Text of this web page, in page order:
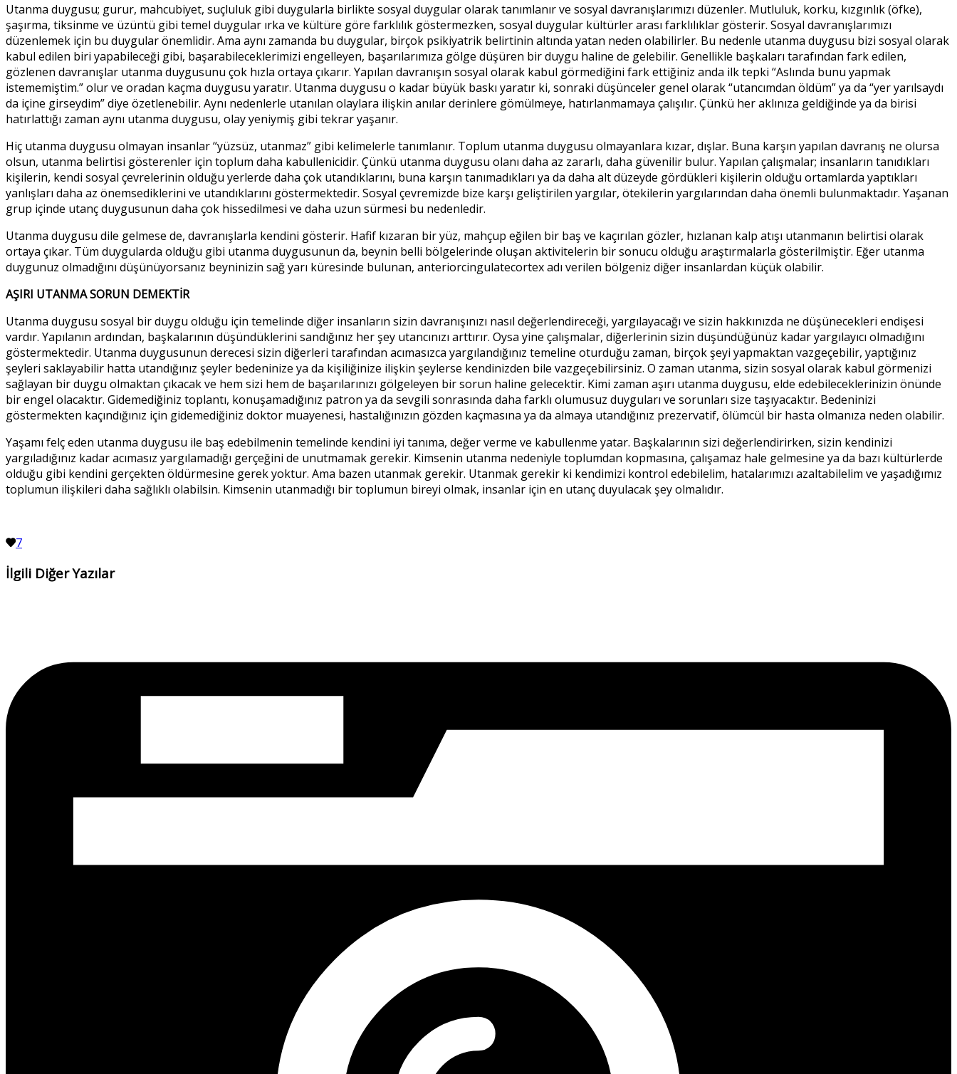
Utanma duygusu; gurur, mahcubiyet, suçluluk gibi duygularla birlikte sosyal duygular olarak tanımlanır ve sosyal davranışlarımızı düzenler. Mutluluk, korku, kızgınlık (öfke),
şaşırma, tiksinme ve üzüntü gibi temel duygular ırka ve kültüre göre farklılık göstermezken, sosyal duygular kültürler arası farklılıklar gösterir. Sosyal davranışlarımızı
düzenlemek için bu duygular önemlidir. Ama aynı zamanda bu duygular, birçok psikiyatrik belirtinin altında yatan neden olabilirler. Bu nedenle utanma duygusu bizi sosyal olarak
kabul edilen biri yapabileceği gibi, başarabileceklerimizi engelleyen, başarılarımıza gölge düşüren bir duygu haline de gelebilir. Genellikle başkaları tarafından fark edilen,
gözlenen davranışlar utanma duygusunu çok hızla ortaya çıkarır. Yapılan davranışın sosyal olarak kabul görmediğini fark ettiğiniz anda ilk tepki “Aslında bunu yapmak
istememiştim.” olur ve oradan kaçma duygusu yaratır. Utanma duygusu o kadar büyük baskı yaratır ki, sonraki düşünceler genel olarak “utancımdan öldüm” ya da “yer yarılsaydı
da içine girseydim” diye özetlenebilir. Aynı nedenlerle utanılan olaylara ilişkin anılar derinlere gömülmeye, hatırlanmamaya çalışılır. Çünkü her aklınıza geldiğinde ya da birisi
hatırlattığı zaman aynı utanma duygusu, olay yeniymiş gibi tekrar yaşanır.
Hiç utanma duygusu olmayan insanlar “yüzsüz, utanmaz” gibi kelimelerle tanımlanır. Toplum utanma duygusu olmayanlara kızar, dışlar. Buna karşın yapılan davranış ne olursa
olsun, utanma belirtisi gösterenler için toplum daha kabullenicidir. Çünkü utanma duygusu olanı daha az zararlı, daha güvenilir bulur. Yapılan çalışmalar; insanların tanıdıkları
kişilerin, kendi sosyal çevrelerinin olduğu yerlerde daha çok utandıklarını, buna karşın tanımadıkları ya da daha alt düzeyde gördükleri kişilerin olduğu ortamlarda yaptıkları
yanlışları daha az önemsediklerini ve utandıklarını göstermektedir. Sosyal çevremizde bize karşı geliştirilen yargılar, ötekilerin yargılarından daha önemli bulunmaktadır. Yaşanan
grup içinde utanç duygusunun daha çok hissedilmesi ve daha uzun sürmesi bu nedenledir.
Utanma duygusu dile gelmese de, davranışlarla kendini gösterir. Hafif kızaran bir yüz, mahçup eğilen bir baş ve kaçırılan gözler, hızlanan kalp atışı utanmanın belirtisi olarak
ortaya çıkar. Tüm duygularda olduğu gibi utanma duygusunun da, beynin belli bölgelerinde oluşan aktivitelerin bir sonucu olduğu araştırmalarla gösterilmiştir. Eğer utanma
duygunuz olmadığını düşünüyorsanız beyninizin sağ yarı küresinde bulunan, anteriorcingulatecortex adı verilen bölgeniz diğer insanlardan küçük olabilir.
AŞIRI UTANMA SORUN DEMEKTİR
Utanma duygusu sosyal bir duygu olduğu için temelinde diğer insanların sizin davranışınızı nasıl değerlendireceği, yargılayacağı ve sizin hakkınızda ne düşünecekleri endişesi
vardır. Yapılanın ardından, başkalarının düşündüklerini sandığınız her şey utancınızı arttırır. Oysa yine çalışmalar, diğerlerinin sizin düşündüğünüz kadar yargılayıcı olmadığını
göstermektedir. Utanma duygusunun derecesi sizin diğerleri tarafından acımasızca yargılandığınız temeline oturduğu zaman, birçok şeyi yapmaktan vazgeçebilir, yaptığınız
şeyleri saklayabilir hatta utandığınız şeyler bedeninize ya da kişiliğinize ilişkin şeylerse kendinizden bile vazgeçebilirsiniz. O zaman utanma, sizin sosyal olarak kabul görmenizi
sağlayan bir duygu olmaktan çıkacak ve hem sizi hem de başarılarınızı gölgeleyen bir sorun haline gelecektir. Kimi zaman aşırı utanma duygusu, elde edebileceklerinizin önünde
bir engel olacaktır. Gidemediğiniz toplantı, konuşamadığınız patron ya da sevgili sonrasında daha farklı olumusuz duyguları ve sorunları size taşıyacaktır. Bedeninizi
göstermekten kaçındığınız için gidemediğiniz doktor muayenesi, hastalığınızın gözden kaçmasına ya da almaya utandığınız prezervatif, ölümcül bir hasta olmanıza neden olabilir.
Yaşamı felç eden utanma duygusu ile baş edebilmenin temelinde kendini iyi tanıma, değer verme ve kabullenme yatar. Başkalarının sizi değerlendirirken, sizin kendinizi
yargıladığınız kadar acımasız yargılamadığı gerçeğini de unutmamak gerekir. Kimsenin utanma nedeniyle toplumdan kopmasına, çalışamaz hale gelmesine ya da bazı kültürlerde
olduğu gibi kendini gerçekten öldürmesine gerek yoktur. Ama bazen utanmak gerekir. Utanmak gerekir ki kendimizi kontrol edebilelim, hatalarımızı azaltabilelim ve yaşadığımız
toplumun ilişkileri daha sağlıklı olabilsin. Kimsenin utanmadığı bir toplumun bireyi olmak, insanlar için en utanç duyulacak şey olmalıdır.
7
İlgili Diğer Yazılar